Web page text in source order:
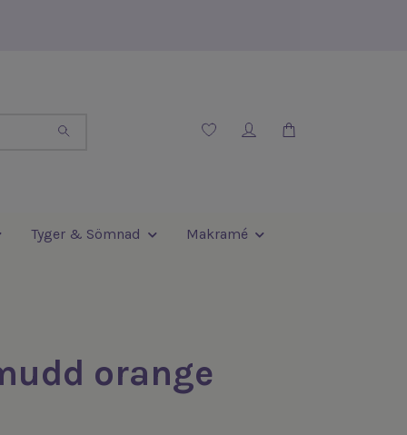
Tyger & Sömnad Makramé
orange